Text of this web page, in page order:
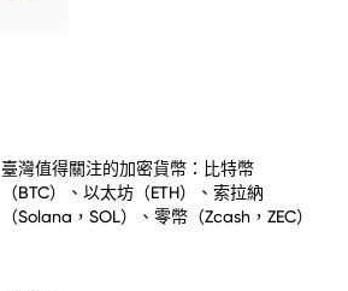
臺灣值得關注的加密貨幣：比特幣
（BTC）、以太坊（ETH）、索拉納
（Solana，SOL）、零幣（Zcash，ZEC）